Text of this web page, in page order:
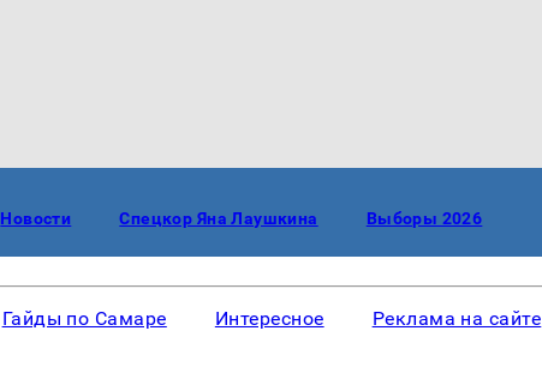
Новости Спецкор Яна Лаушкина Выборы 2026
Гайды по Самаре Интересное Реклама на сайте